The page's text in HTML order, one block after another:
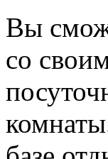
Вы
со